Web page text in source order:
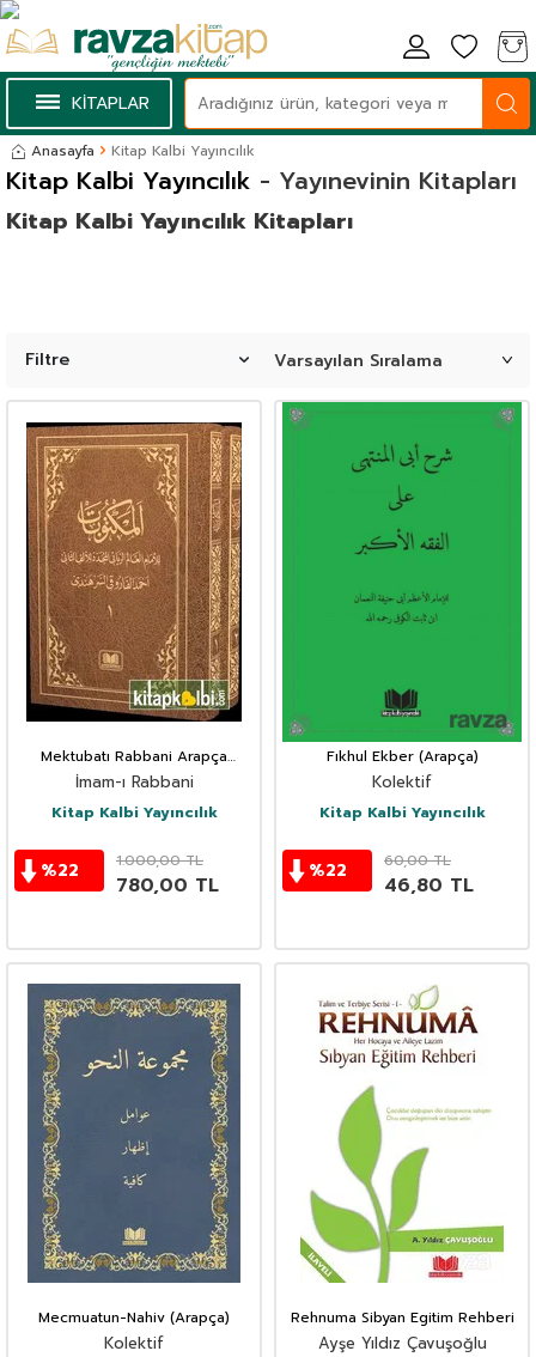
KİTAPLAR
Anasayfa Kitap Kalbi Yayıncılık
- Yayınevinin Kitapları
Kitap Kalbi Yayıncılık
Kitap Kalbi Yayıncılık Kitapları
Filtre
Mektubatı Rabbani Arapça
Harekesiz (2 Cilt Takım)
İmam-ı Rabbani
Kitap Kalbi Yayıncılık
%22 1.000,00TL
780,00 TL
Fıkhul Ekber (Arapça)
Kolektif
Kitap Kalbi Yayıncılık
%22 60,00TL
46,80 TL
Mecmuatun-Nahiv (Arapça)
Kolektif
Rehnuma Sibyan Egitim Rehberi
Ayşe Yıldız Çavuşoğlu